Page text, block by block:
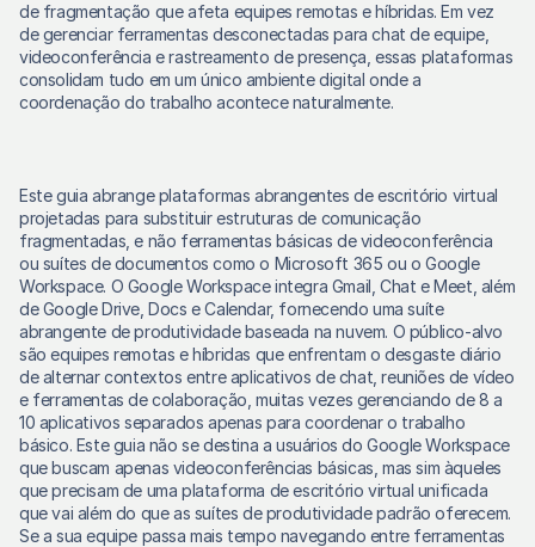
de fragmentação que afeta equipes remotas e híbridas. Em vez
de gerenciar ferramentas desconectadas para chat de equipe,
videoconferência e rastreamento de presença, essas plataformas
consolidam tudo em um único ambiente digital onde a
coordenação do trabalho acontece naturalmente.
Este guia abrange plataformas abrangentes de escritório virtual
projetadas para substituir estruturas de comunicação
fragmentadas, e não ferramentas básicas de videoconferência
ou suítes de documentos como o Microsoft 365 ou o Google
Workspace. O Google Workspace integra Gmail, Chat e Meet, além
de Google Drive, Docs e Calendar, fornecendo uma suíte
abrangente de produtividade baseada na nuvem. O público-alvo
são equipes remotas e híbridas que enfrentam o desgaste diário
de alternar contextos entre aplicativos de chat, reuniões de vídeo
e ferramentas de colaboração, muitas vezes gerenciando de 8 a
10 aplicativos separados apenas para coordenar o trabalho
básico. Este guia não se destina a usuários do Google Workspace
que buscam apenas videoconferências básicas, mas sim àqueles
que precisam de uma plataforma de escritório virtual unificada
que vai além do que as suítes de produtividade padrão oferecem.
Se a sua equipe passa mais tempo navegando entre ferramentas